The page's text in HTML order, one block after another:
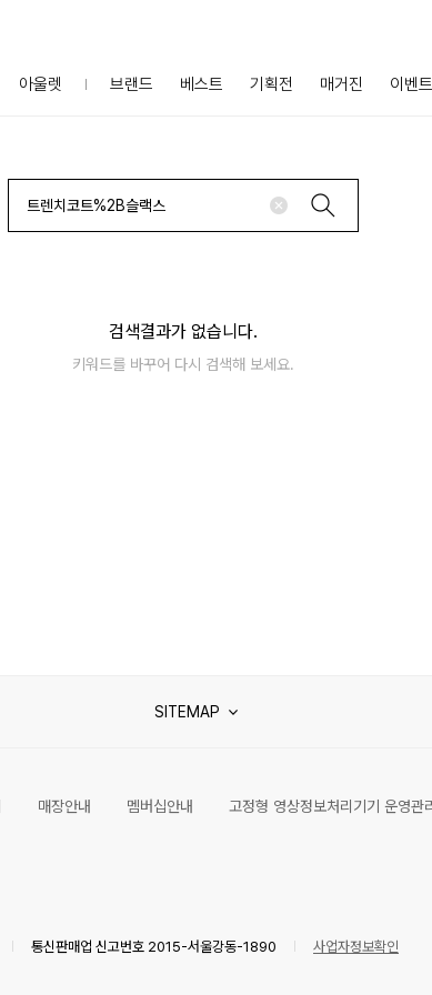
아울렛 브랜드 베스트 기획전 매거진 이벤트
검색결과가 없습니다.
키워드를 바꾸어 다시 검색해 보세요.
SITEMAP
매장안내 멤버십안내 고정형 영상정보처리기기 운영관
통신판매업 신고번호 2015-서울강동-1890 사업자정보확인